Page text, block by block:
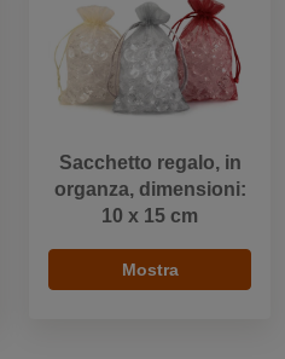
Sacchetto regalo, in
organza, dimensioni:
10 x 15 cm
Mostra